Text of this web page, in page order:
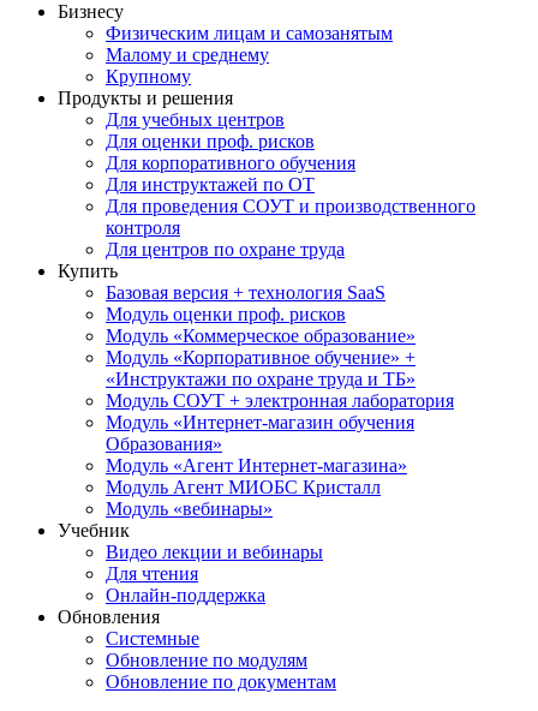
Бизнесу
Физическим лицам и самозанятым
Малому и среднему
Крупному
Продукты и решения
Для учебных центров
Для оценки проф. рисков
Для корпоративного обучения
Для инструктажей по ОТ
Для проведения СОУТ и производственного
контроля
Для центров по охране труда
Купить
Базовая версия + технология SaaS
Модуль оценки проф. рисков
Модуль «Коммерческое образование»
Модуль «Корпоративное обучение» +
«Инструктажи по охране труда и ТБ»
Модуль СОУТ + электронная лаборатория
Модуль «Интернет-магазин обучения
Образования»
Модуль «Агент Интернет-магазина»
Модуль Агент МИОБС Кристалл
Модуль «вебинары»
Учебник
Видео лекции и вебинары
Для чтения
Онлайн-поддержка
Обновления
Системные
Обновление по модулям
Обновление по документам